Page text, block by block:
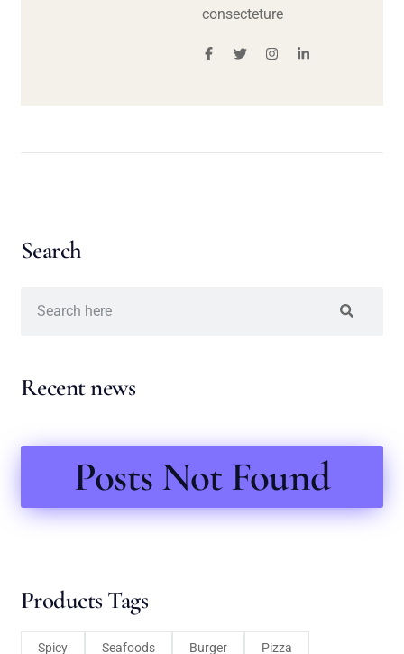
consecteture
Search
Recent news
Posts Not Found
Products Tags
Spicy Seafoods Burger Pizza